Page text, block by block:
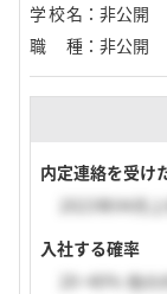
学校名 ： 非公開
職種 ： 非公開
内定連絡を受け
2023年04月
入社する確率
20~40% 他